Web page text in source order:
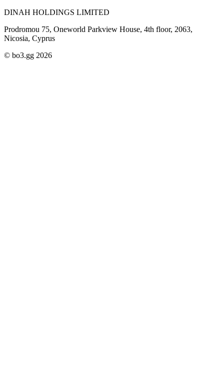
DINAH HOLDINGS LIMITED
Prodromou 75, Oneworld Parkview House, 4th floor, 2063,
Nicosia, Cyprus
© bo3.gg 2026